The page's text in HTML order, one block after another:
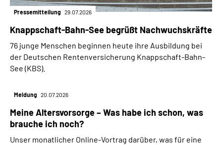
Pressemitteilung 29.07.2026
Knappschaft-Bahn-See begrüßt Nachwuchskräfte
76 junge Menschen beginnen heute ihre Ausbildung bei
der Deutschen Rentenversicherung Knappschaft-Bahn-
See (KBS).
Meldung 20.07.2026
Meine Altersvorsorge – Was habe ich schon, was
brauche ich noch?
Unser monatlicher Online-Vortrag darüber, was für eine